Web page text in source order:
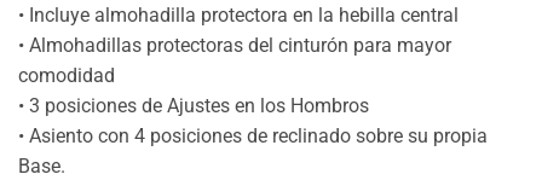
• Incluye almohadilla protectora en la hebilla central
• Almohadillas protectoras del cinturón para mayor
comodidad
• 3 posiciones de Ajustes en los Hombros
• Asiento con 4 posiciones de reclinado sobre su propia
Base.